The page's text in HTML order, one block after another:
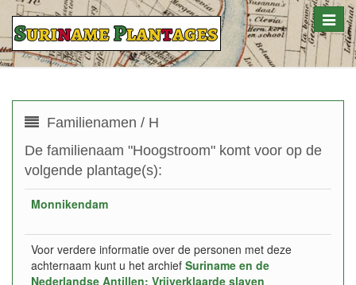
Toggle
Familienamen / H
De familienaam "Hoogstroom" komt voor op de
volgende plantage(s):
Monnikendam
Voor verdere informatie over de personen met deze
achternaam kunt u het archief Suriname en de
Nederlandse Antillen: Vrijverklaarde slaven